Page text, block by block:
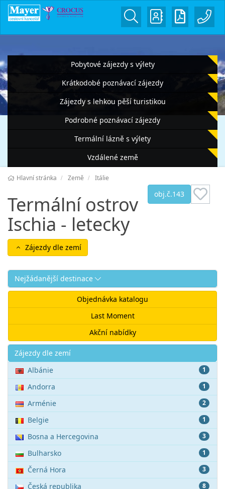
Pobytové zájezdy s výlety
Krátkodobé poznávací zájezdy
Zájezdy s lehkou pěší turistikou
Podrobné poznávací zájezdy
Termální lázně s výlety
Vzdálené země
Hlavní stránka Země Itálie
obj.č.143
Termální ostrov
Ischia - letecky
Zájezdy dle zemí
Nejžádanější destinace
Objednávka katalogu
Last Moment
Akční nabídky
Akce
Zájezdy dle zemí
1
Albánie
1
Andorra
2
Arménie
1
Belgie
3
Bosna a Hercegovina
1
Bulharsko
3
Černá Hora
8
Česká republika